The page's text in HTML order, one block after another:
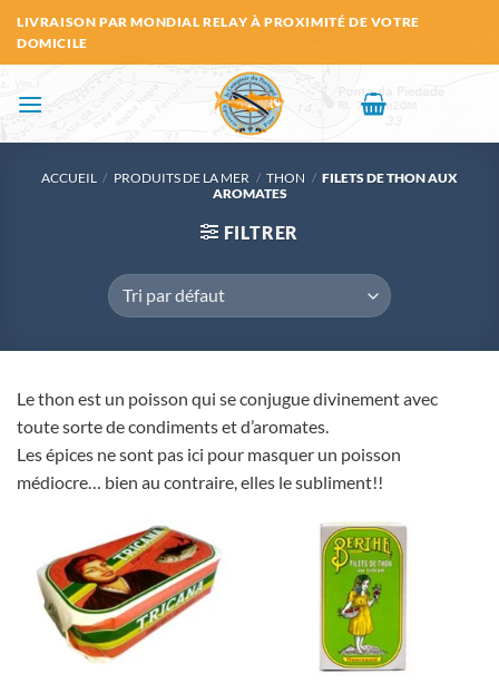
Passer
au
contenu
LIVRAISON PAR MONDIAL RELAY À PROXIMITÉ DE VOTRE
DOMICILE
ACCUEIL / PRODUITS DE LA MER / THON / FILETS DE THON AUX
AROMATES
FILTRER
Le thon est un poisson qui se conjugue divinement avec
toute sorte de condiments et d’aromates.
Les épices ne sont pas ici pour masquer un poisson
médiocre… bien au contraire, elles le subliment!!